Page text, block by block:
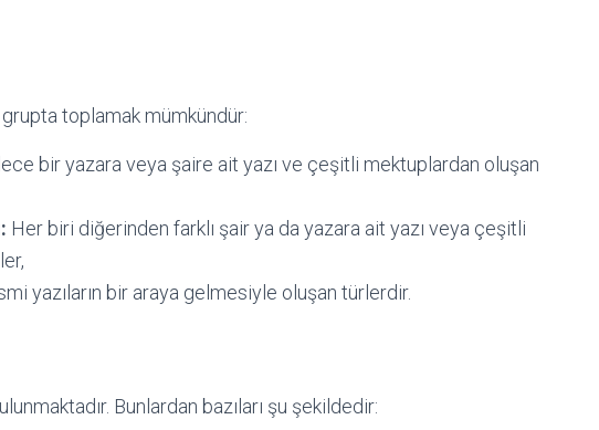
toplamak mümkündür:
bir yazara veya şaire ait yazı ve çeşitli mektuplardan oluşan
Her biri diğerinden farklı şair ya da yazara ait yazı veya çeşitli
yazıların bir araya gelmesiyle oluşan türlerdir.
Bunlardan bazıları şu şekildedir: